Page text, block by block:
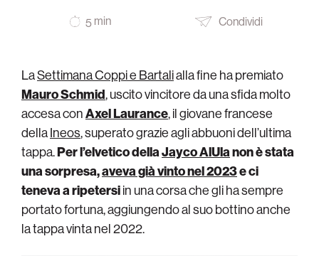
5 min Condividi
LaSettimana Coppi e Bartalialla fine ha premiato
Mauro Schmid, uscito vincitore da una sfida molto
accesa conAxel Laurance, il giovane francese
dellaIneos, superato grazie agli abbuoni dell’ultima
tappa.Per l’elvetico dellaJayco AlUlanon è stata
una sorpresa,aveva già vinto nel 2023e ci
teneva a ripetersiin una corsa che gli ha sempre
portato fortuna, aggiungendo al suo bottino anche
la tappa vinta nel 2022.